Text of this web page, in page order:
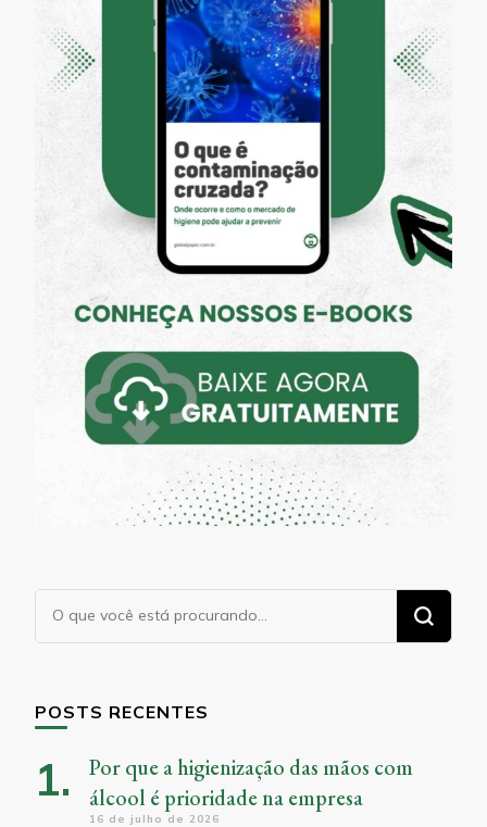
Procurando
POSTS RECENTES
Por que a higienização das mãos com
álcool é prioridade na empresa
16 de julho de 2026